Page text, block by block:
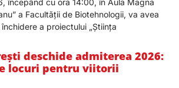
începând cu ora 14:00, în Aula Magna
a Facultății de Biotehnologii, va avea
a proiectului „Știința
deschide admiterea 2026:
locuri pentru viitorii